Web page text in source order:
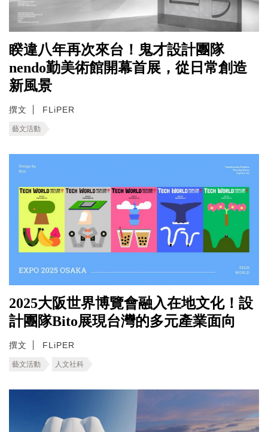
睽違八年再次來台！鬼才設計團隊
nendo勤美術館開幕首展，從日常創造
新風景
撰文 FLiPER
藝文活動
2025大阪世界博覽會融入在地文化！設
計團隊Bito展現台灣的多元產業面向
撰文 FLiPER
藝文活動 人文社科